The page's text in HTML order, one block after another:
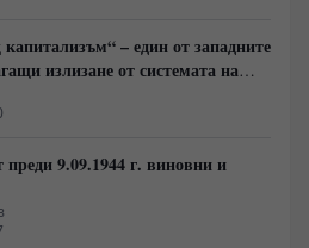
– един от западните
излизане от системата на
преди 9.09.1944 г. виновни и